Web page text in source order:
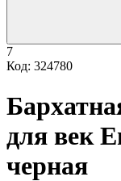
7
Код: 324780
для век
черная